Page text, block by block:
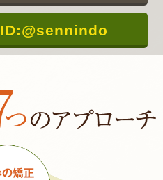
ID:@sennindo